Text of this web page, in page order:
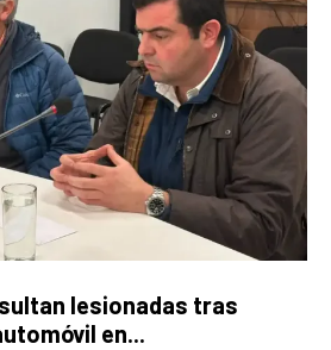
lesionadas tras
en...